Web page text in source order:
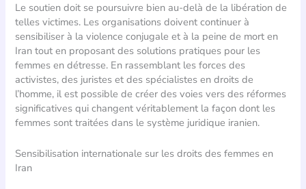
Le soutien doit se poursuivre bien au-delà de la libération de
telles victimes. Les organisations doivent continuer à
sensibiliser à la violence conjugale et à la peine de mort en
Iran tout en proposant des solutions pratiques pour les
femmes en détresse. En rassemblant les forces des
activistes, des juristes et des spécialistes en droits de
l’homme, il est possible de créer des voies vers des réformes
significatives qui changent véritablement la façon dont les
femmes sont traitées dans le système juridique iranien.
Sensibilisation internationale sur les droits des femmes en
Iran